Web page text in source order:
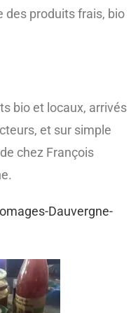
des produits frais, bio
bio et locaux, arrivés
et sur simple
chez François
Dauvergne-